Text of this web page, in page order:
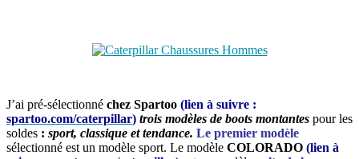
J’ai pré-sélectionné chez Spartoo (lien à suivre :
spartoo.com/caterpillar) trois modèles de boots montantes pour les
soldes : sport, classique et tendance. Le premier modèle
sélectionné est un modèle sport. Le modèle COLORADO (lien à